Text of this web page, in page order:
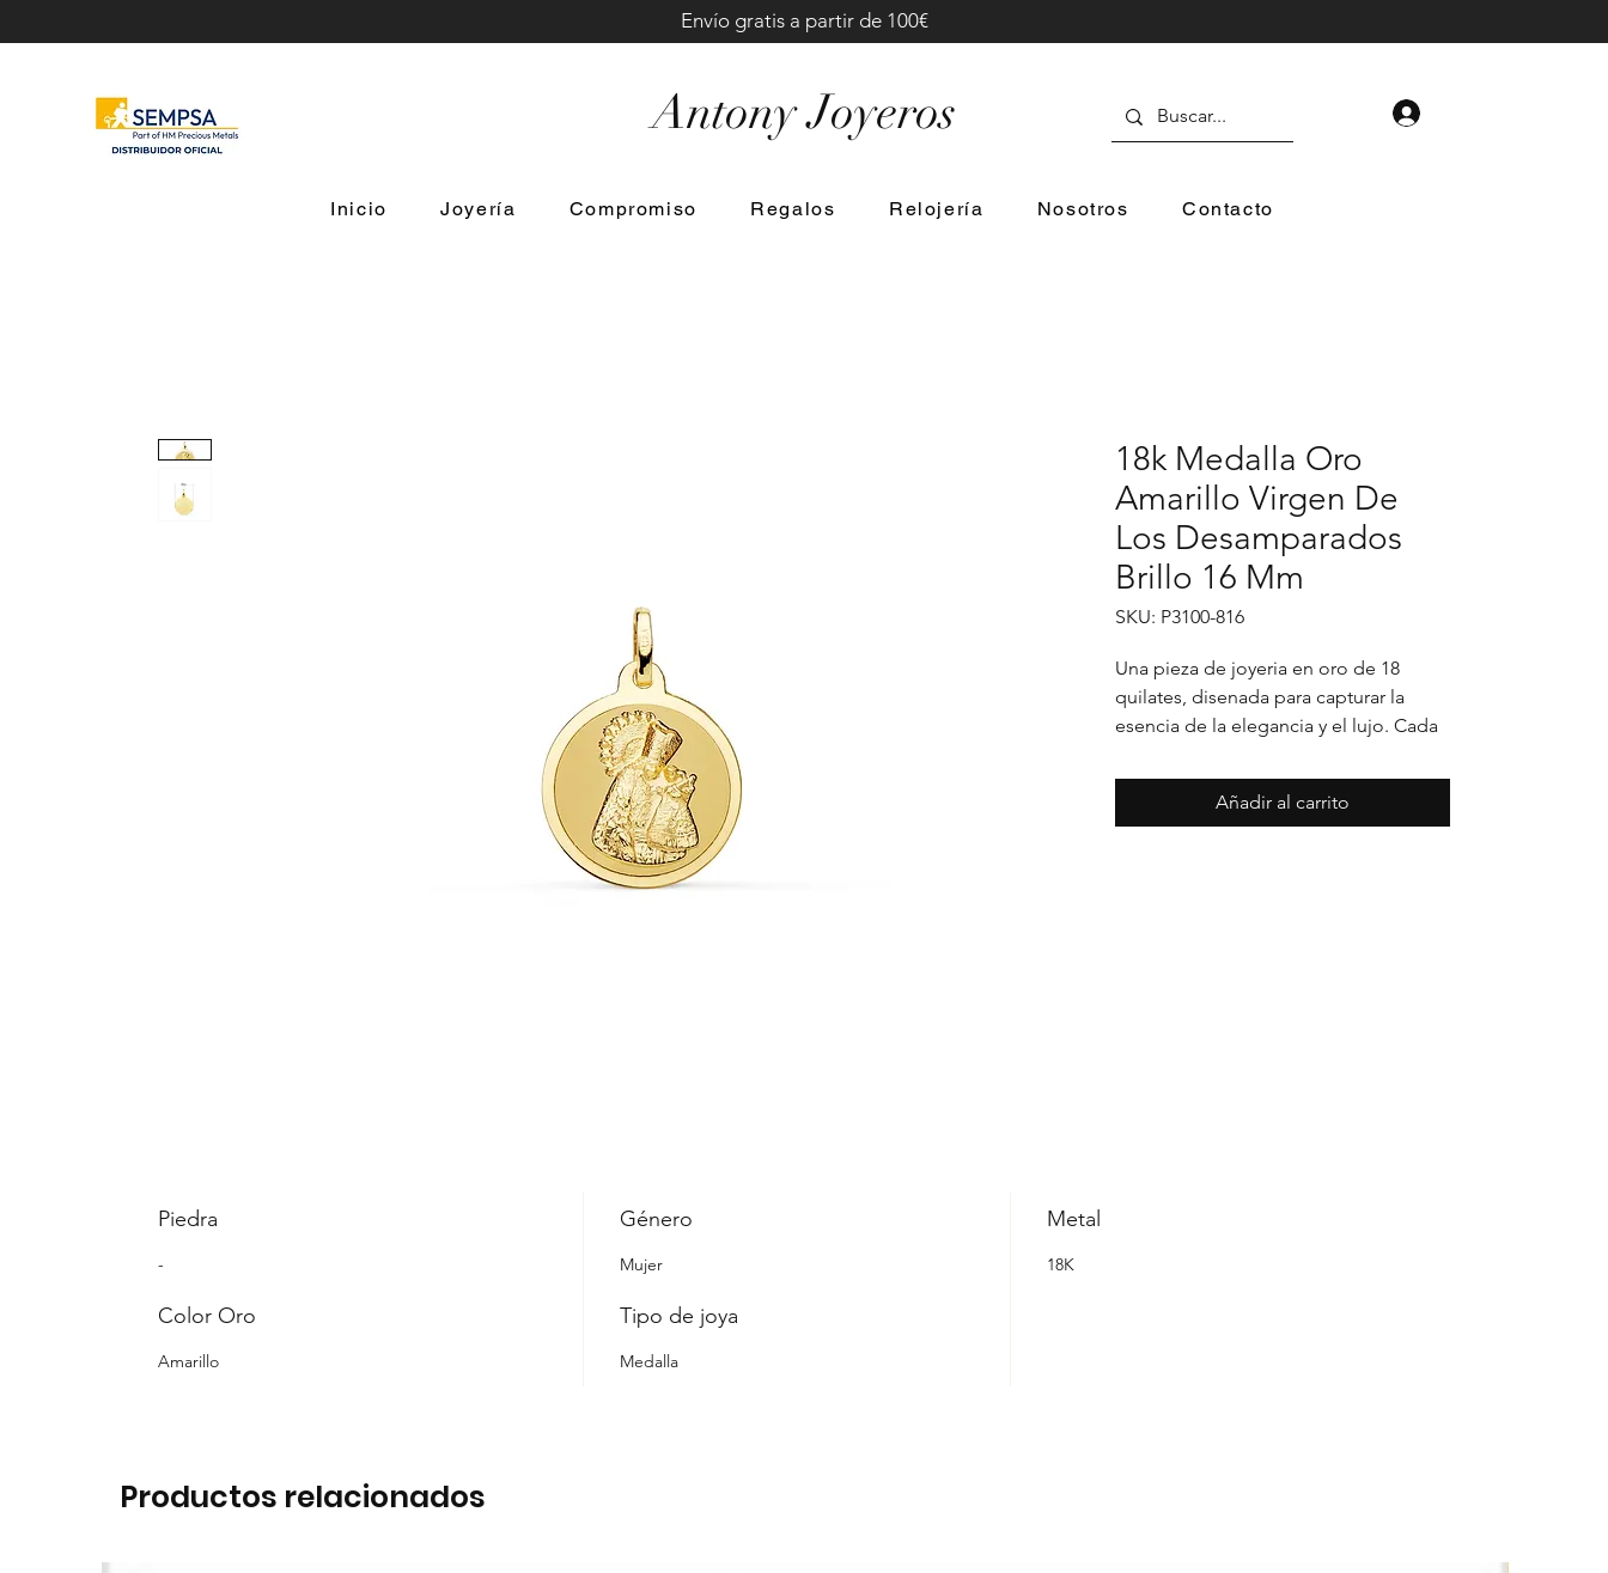
Antony Joyeros
Envío gratis a partir de 100€
Inicio Joyería Compromiso Regalos Relojería Nosotros Contacto
18k Medalla Oro
Amarillo Virgen De
Los Desamparados
Brillo 16 Mm
SKU: P3100-816
Una pieza de joyeria en oro de 18
quilates, disenada para capturar la
esencia de la elegancia y el lujo. Cada
unico, pensado para realzar cualquier
ocasion con distincion.
Añadir al carrito
Piedra
-
Género
Mujer
Metal
18K
Color Oro
Amarillo
Tipo de joya
Medalla
Productos relacionados